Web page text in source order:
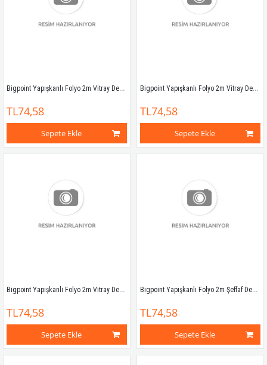
Bigpoint Yapışkanlı Folyo 2m Vitray Desen No:61
TL74,58
Sepete Ekle
Bigpoint Yapışkanlı Folyo 2m Vitray Desen No:62A
TL74,58
Sepete Ekle
Bigpoint Yapışkanlı Folyo 2m Vitray Desen No:63
TL74,58
Sepete Ekle
Bigpoint Yapışkanlı Folyo 2m Şeffaf Desenli No:70
TL74,58
Sepete Ekle